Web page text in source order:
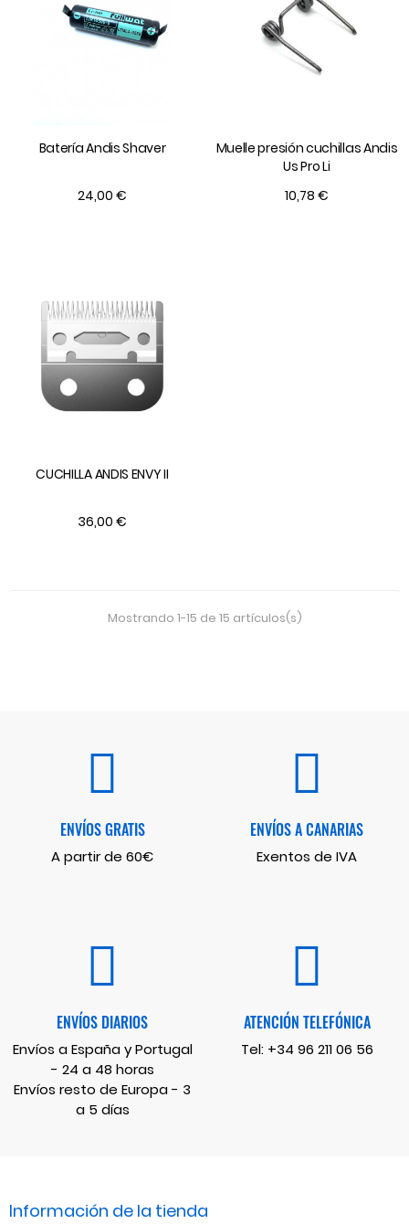
Batería Andis Shaver
24,00 €
Muelle presión cuchillas Andis
Us Pro Li
10,78 €
CUCHILLA ANDIS ENVY II
36,00 €
Mostrando 1-15 de 15 artículos(s)
ENVÍOS GRATIS
A partir de 60€
ENVÍOS A CANARIAS
Exentos de IVA
ENVÍOS DIARIOS
Envíos a España y Portugal
- 24 a 48 horas
Envíos resto de Europa - 3
a 5 días
ATENCIÓN TELEFÓNICA
Tel: +34 96 211 06 56
Información de la tienda